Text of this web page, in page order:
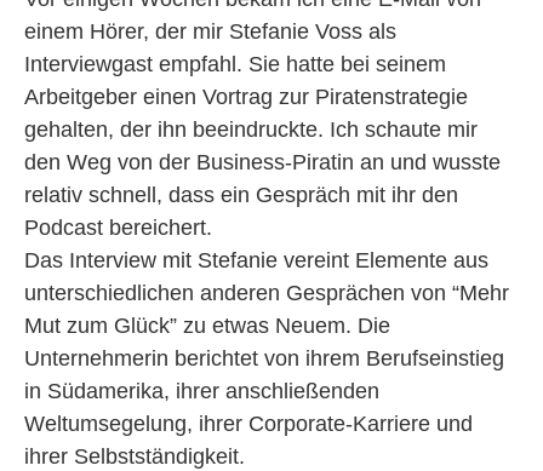
einem Hörer, der mir Stefanie Voss als
Interviewgast empfahl. Sie hatte bei seinem
Arbeitgeber einen Vortrag zur Piratenstrategie
gehalten, der ihn beeindruckte. Ich schaute mir
den Weg von der Business-Piratin an und wusste
relativ schnell, dass ein Gespräch mit ihr den
Podcast bereichert.
Das Interview mit Stefanie vereint Elemente aus
unterschiedlichen anderen Gesprächen von “Mehr
Mut zum Glück” zu etwas Neuem. Die
Unternehmerin berichtet von ihrem Berufseinstieg
in Südamerika, ihrer anschließenden
Weltumsegelung, ihrer Corporate-Karriere und
ihrer Selbstständigkeit.